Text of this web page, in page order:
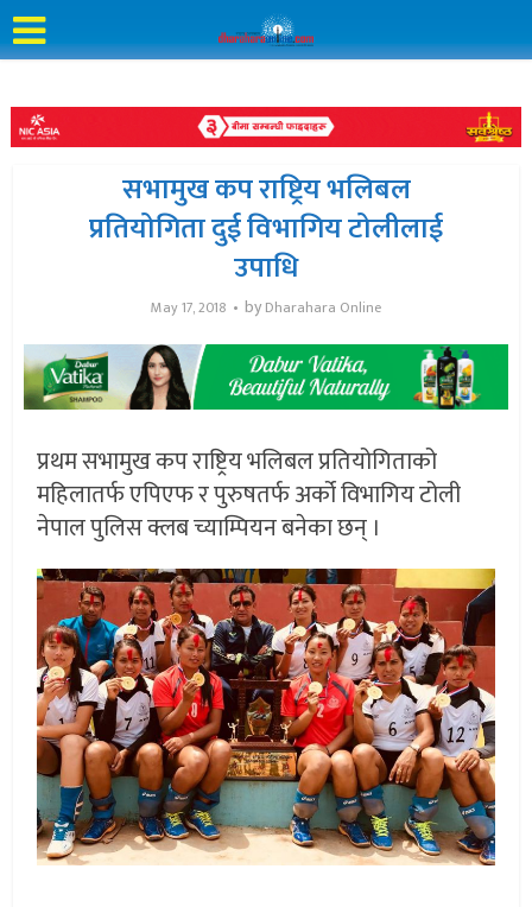
सभामुख कप राष्ट्रिय भलिबल
प्रतियोगिता दुई विभागिय टोलीलाई
उपाधि
May 17, 2018 by Dharahara Online
प्रथम सभामुख कप राष्ट्रिय भलिबल प्रतियोगिताको
महिलातर्फ एपिएफ र पुरुषतर्फ अर्को विभागिय टोली
नेपाल पुलिस क्लब च्याम्पियन बनेका छन् ।